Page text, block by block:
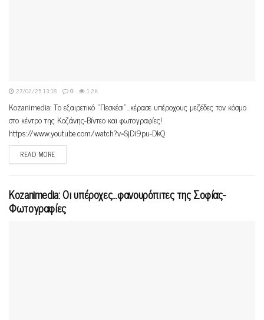
27/02/25 13:18 0 1.2K
Kozanimedia: Το εξαιρετικό "Πεσκέσι"...κέρασε υπέροχους μεζέδες τον κόσμο
στο κέντρο της Κοζάνης-Βίντεο και φωτογραφίες!
https://www.youtube.com/watch?v=SjDi9pu-DkQ
READ MORE
Κοzanimedia: Oι υπέροχες…φανουρόπιτες της Σοφίας-
Φωτογραφίες